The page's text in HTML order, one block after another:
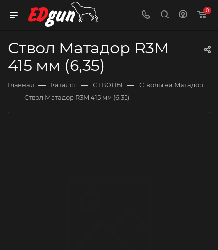
0
Ствол Матадор R3M
415 мм (6,35)
Главная — Каталог — СТВОЛЫ — Стволы на Матадор
— Ствол Матадор R3M 415 мм (6,35)